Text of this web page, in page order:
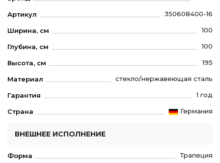
Артикул 350608400-16
Ширина, см 100
Глубина, см 100
Высота, см 195
Материал стекло/нержавеющая сталь
Гарантия 1 год
Страна Германия
ВНЕШНЕЕ ИСПОЛНЕНИЕ
Форма Трапеция